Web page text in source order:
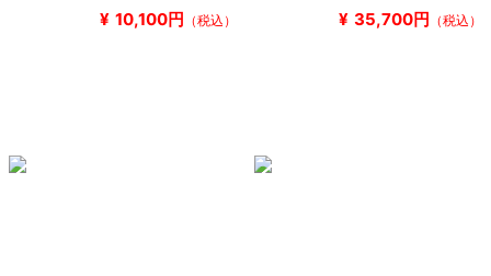
¥ 10,100円 （税込） ¥ 35,700円 （税込）